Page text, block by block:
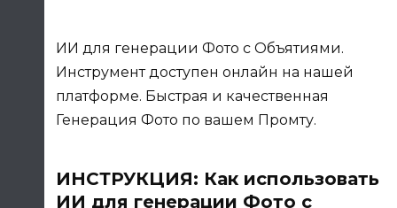
ИИ для генерации Фото с Объятиями.
Инструмент доступен онлайн на нашей
платформе. Быстрая и качественная
Генерация Фото по вашем Промту.
ИНСТРУКЦИЯ: Как использовать
ИИ для генерации Фото с